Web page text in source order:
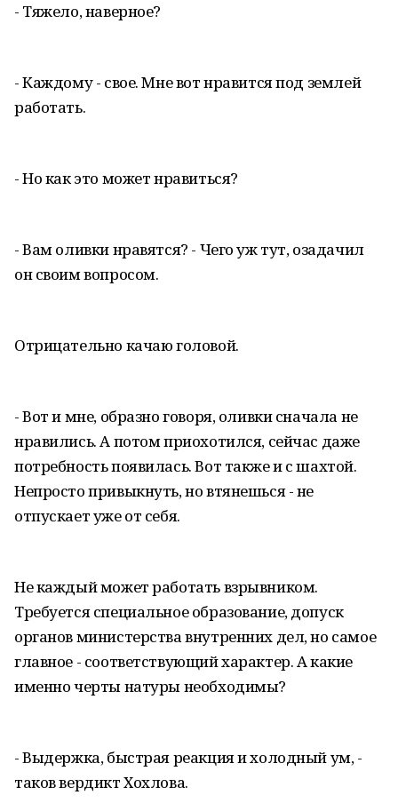
- Тяжело, наверное?
- Каждому - свое. Мне вот нравится под землей
работать.
- Но как это может нравиться?
- Вам оливки нравятся? - Чего уж тут, озадачил
он своим вопросом.
Отрицательно качаю головой.
- Вот и мне, образно говоря, оливки сначала не
нравились. А потом приохотился, сейчас даже
потребность появилась. Вот также и с шахтой.
Непросто привыкнуть, но втянешься - не
отпускает уже от себя.
Не каждый может работать взрывником.
Требуется специальное образование, допуск
органов министерства внутренних дел, но самое
главное - соответствующий характер. А какие
именно черты натуры необходимы?
- Выдержка, быстрая реакция и холодный ум, -
таков вердикт Хохлова.